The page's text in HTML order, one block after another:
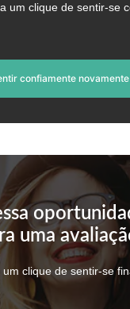
um clique de sentir-se
confiamente novamente
uma
clique de sentir-se